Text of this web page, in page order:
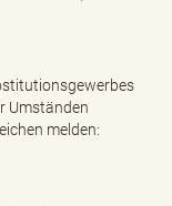
Umständen
melden: